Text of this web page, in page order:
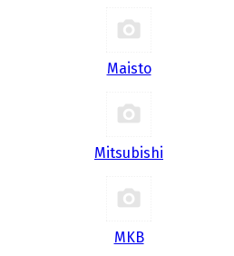
Maisto
Mitsubishi
MKB